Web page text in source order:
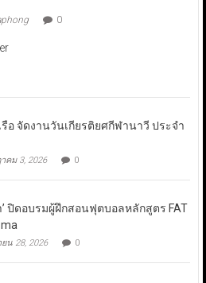
0
รือ จัดงานวันเกียรติยศกีฬานาวี ประจำ
คม 3, 2026 0
’ ปิดอบรมผู้ฝึกสอนฟุตบอลหลักสูตร FAT
น 28, 2026 0